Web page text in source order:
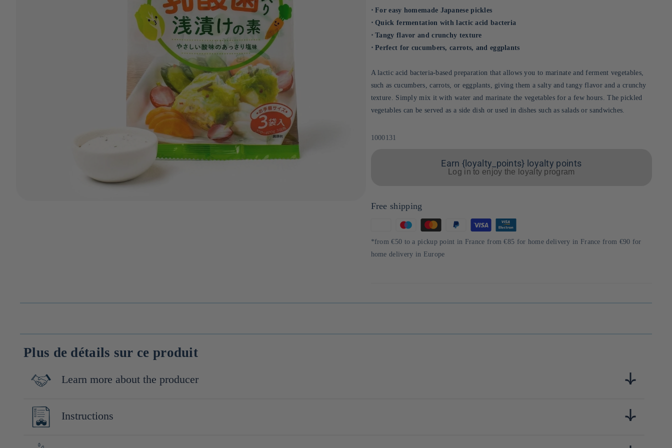
⋅ For easy homemade Japanese pickles
⋅ Quick fermentation with lactic acid bacteria
⋅ Tangy flavor and crunchy texture
⋅ Perfect for cucumbers, carrots, and eggplants
A lactic acid bacteria-based preparation that allows you to marinate and ferment vegetables,
such as cucumbers, carrots, or eggplants, giving them a salty and tangy flavor and a crunchy
texture. Simply mix it with water and marinate the vegetables for a few hours. The pickled
vegetables can be served as a side dish or used in dishes such as salads or sandwiches.
Sku:
1000131
Earn {loyalty_points} loyalty points
Log in to enjoy the loyalty program
Free shipping
of
payment
*from €50 to a pickup point in France from €85 for home delivery in France from €90 for
home delivery in Europe
Plus de détails sur ce produit
Learn more about the producer
Kohsei Foods est une entreprise japonaise spécialisée dans la production d'aliments fermentés de qualité supérieure. Fondée en 1959, elle perpétue la riche tradition culinaire japonaise en proposant une
gamme variée de produits fermentés, tels que des préparations pour tsukemono (légumes marinés), du koji de riz, de l'amazake (boisson de riz fermenté) et du son de riz fermenté. Kohsei Foods utilise
Instructions